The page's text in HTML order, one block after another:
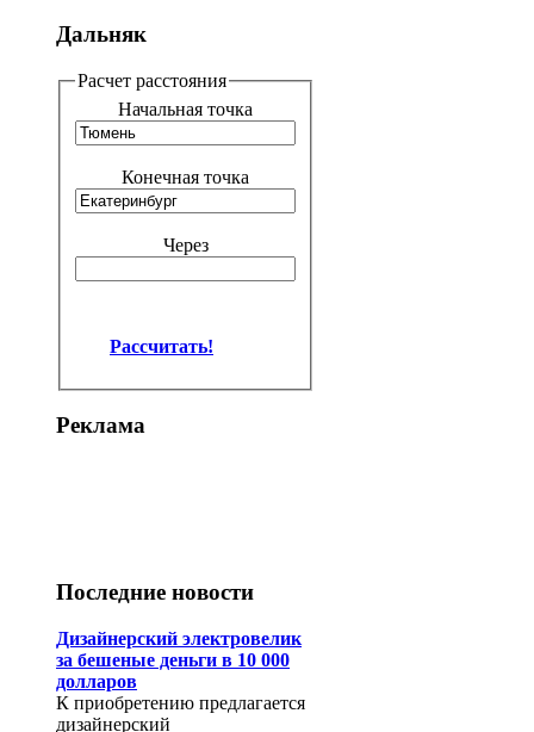
Дальняк
Расчет расстояния
Начальная точка
Конечная точка
Через
Рассчитать!
Реклама
Последние новости
Дизайнерский электровелик
за бешеные деньги в 10 000
долларов
К приобретению предлагается
дизайнерский